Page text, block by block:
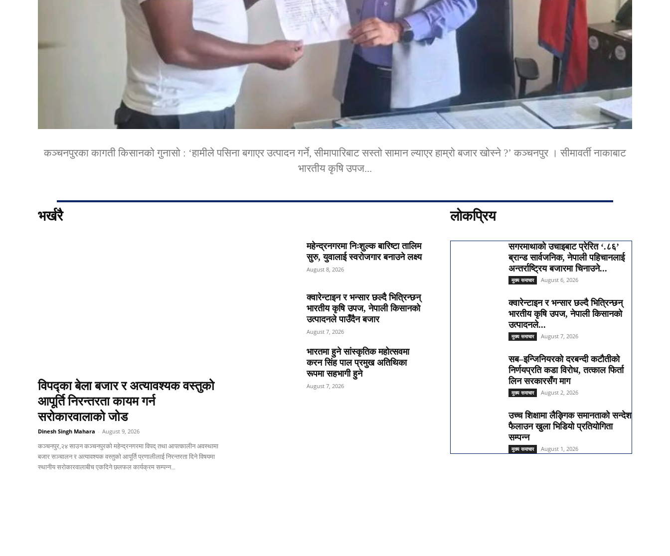
कञ्चनपुरका कागती किसानको गुनासो : ‘हामीले पसिना बगाएर उत्पादन गर्ने, सीमापारिबाट सस्तो सामान ल्याएर हाम्रो बजार खोस्ने ?’ कञ्चनपुर । सीमावर्ती नाकाबाट
भारतीय कृषि उपज...
भर्खरै
विपद्का बेला बजार र अत्यावश्यक वस्तुको
आपूर्ति निरन्तरता कायम गर्न
सरोकारवालाको जोड
Dinesh Singh Mahara - August 9, 2026
कञ्चनपुर,२४ साउन कञ्चनपुरको महेन्द्रनगरमा विपद् तथा आपत्कालीन अवस्थामा
बजार सञ्चालन र अत्यावश्यक वस्तुको आपूर्ति प्रणालीलाई निरन्तरता दिने विषयमा
स्थानीय सरोकारवालाबीच एकदिने छलफल कार्यक्रम सम्पन्न...
महेन्द्रनगरमा निःशुल्क बारिष्टा तालिम
सुरु, युवालाई स्वरोजगार बनाउने लक्ष्य
August 8, 2026
क्वारेन्टाइन र भन्सार छल्दै भित्रिन्छन्
भारतीय कृषि उपज, नेपाली किसानको
उत्पादनले पाउँदैन बजार
August 7, 2026
भारतमा हुने सांस्कृतिक महोत्सवमा
करन सिंह पाल प्रमुख अतिथिका
रूपमा सहभागी हुने
August 7, 2026
लोकप्रिय
सगरमाथाको उचाइबाट प्रेरित ‘.८६’
ब्रान्ड सार्वजनिक, नेपाली पहिचानलाई
अन्तर्राष्ट्रिय बजारमा चिनाउने...
मुख्य समाचार August 6, 2026
क्वारेन्टाइन र भन्सार छल्दै भित्रिन्छन्
भारतीय कृषि उपज, नेपाली किसानको
उत्पादनले...
मुख्य समाचार August 7, 2026
सब–इन्जिनियरको दरबन्दी कटौतीको
निर्णयप्रति कडा विरोध, तत्काल फिर्ता
लिन सरकारसँग माग
मुख्य समाचार August 2, 2026
उच्च शिक्षामा लैङ्गिक समानताको सन्देश
फैलाउन खुला भिडियो प्रतियोगिता
सम्पन्न
मुख्य समाचार August 1, 2026